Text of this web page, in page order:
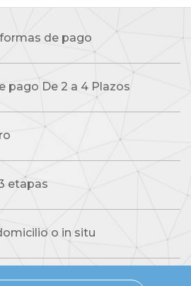
de pago
pago De 2 a 4 Plazos
etapas
o in situ